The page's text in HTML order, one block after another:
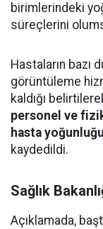
birimlerindeki
süreçlerini
Hastaların bazı
görüntüleme
kaldığı
personel ve
hasta
kaydedildi.
Sağlık
Açıklamada,